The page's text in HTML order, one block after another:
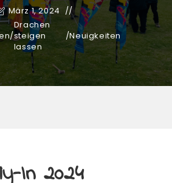
März 1, 2024
/
Drachen
steigen
lassen
/Neuigkeiten
In 2024